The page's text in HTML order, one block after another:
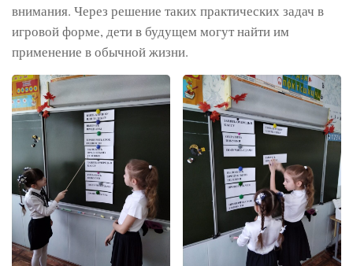
внимания. Через решение таких практических задач в
игровой форме, дети в будущем могут найти им
применение в обычной жизни.